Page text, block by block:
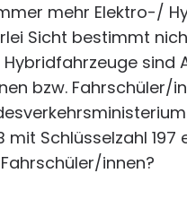
mehr Elektro-/
Sicht bestimmt
Hybridfahrzeuge sind
bzw. Fahrschüler/
mit Schlüsselzahl 197
innen?